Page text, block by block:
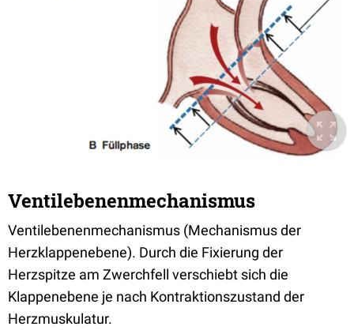
Ventilebenenmechanismus
Ventilebenenmechanismus (Mechanismus der
Herzklappenebene). Durch die Fixierung der
Herzspitze am Zwerchfell verschiebt sich die
Klappenebene je nach Kontraktionszustand der
Herzmuskulatur.